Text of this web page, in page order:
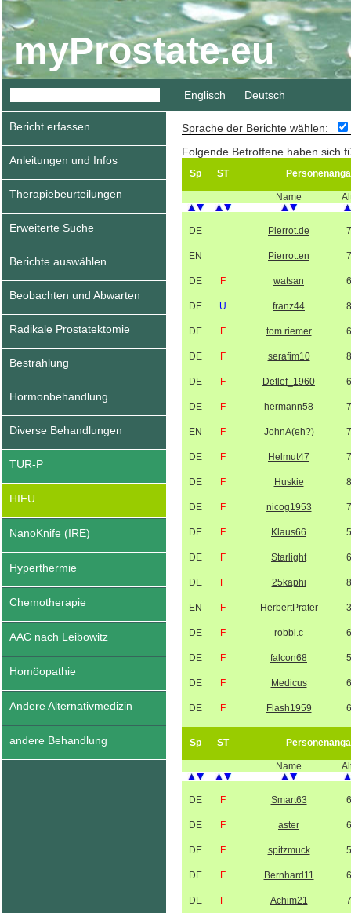
myProstate.eu
Englisch Deutsch
Bericht erfassen
Anleitungen und Infos
Therapiebeurteilungen
Erweiterte Suche
Berichte auswählen
Beobachten und Abwarten
Radikale Prostatektomie
Bestrahlung
Hormonbehandlung
Diverse Behandlungen
TUR-P
HIFU
NanoKnife (IRE)
Hyperthermie
Chemotherapie
AAC nach Leibowitz
Homöopathie
Andere Alternativmedizin
andere Behandlung
Sprache der Berichte wählen:
Folgende Betroffene haben sich
Sp ST
Name
DE Pierrot.de
EN Pierrot.en
DE F watsan
DE U franz44
DE F tom.riemer
DE F serafim10
DE F Detlef_1960
DE F hermann58
EN F JohnA(eh?)
DE F Helmut47
DE F Huskie
DE F nicog1953
DE F Klaus66
DE F Starlight
DE F 25kaphi
EN F HerbertPrater
DE F robbi.c
DE F falcon68
DE F Medicus
DE F Flash1959
Sp ST
Name
DE F Smart63
DE F aster
DE F spitzmuck
DE F Bernhard11
DE F Achim21